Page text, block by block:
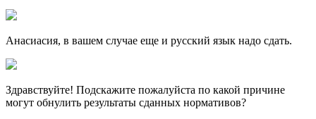
Анасиасия, в вашем случае еще и русский язык надо сдать.
Здравствуйте! Подскажите пожалуйста по какой причине
могут обнулить результаты сданных нормативов?